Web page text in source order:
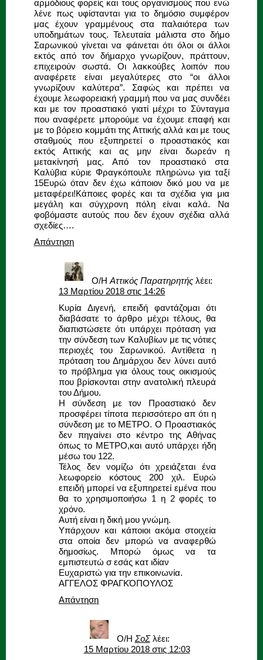
αρμόδιους φορείς και τους οργανισμούς που ενώ
λένε πως υφίστανται για το δημόσιο συμφέρον
μας έχουν γραμμένους στα παλαιότερα των
υποδημάτων τους. Τελευταία μάλιστα στο δήμο
Σαρωνικού γίνεται να φάινεται ότι όλοι οι άλλοι
εκτός από τον δήμαρχο γνωρίζουν, πράττουν,
επιχειρούν σωστά. Οι λακκούβες λοιπόν που
αναφέρετε είναι μεγαλύτερες στο “οι άλλοι
γνωρίζουν καλύτερα”. Σαφώς και πρέπει να
έχουμε λεωφορειακή γραμμή που να μας συνδέει
και με τον προαστιακό γιατί μέχρι το Σύνταγμα
που αναφέρετε μπορούμε να έχουμε επαφή και
με το βόρειο κομμάτι της Αττικής αλλά και με τους
σταθμούς που εξυπηρετεί ο προαστιακός και
εκτός Αττικής και ας μην είναι δωρεάν η
μετακίνησή μας. Από τον προαστιακό στα
Καλύβια κύριε Φραγκόπουλε πληρώνω για ταξί
15Ευρώ όταν δεν έχω κάποιον δικό μου να με
μεταφέρει!Κάποιες φορές και τα σχέδια για μια
μεγάλη και σύγχρονη πόλη είναι καλά. Να
φοβόμαστε αυτούς που δεν έχουν σχέδια αλλά
σχεδίες….
Απάντηση
Ο/Η Αττικός Παρατηρητής λέει:
13 Μαρτίου 2018 στις 14:26
Κυρία Διγενή, επειδή φαντάζομαι ότι
διαβάσατε το άρθρο μέχρι τέλους, θα
διαπιστώσετε ότι υπάρχει πρόταση για
την σύνδεση των Καλυβίων με τις νότιες
περιοχές του Σαρωνικού. Αντίθετα η
πρόταση του Δημάρχου δεν λύνει αυτό
το πρόβλημα για όλους τους οικισμούς
που βρίσκονται στην ανατολική πλευρά
του Δήμου.
Η σύνδεση με τον Προαστιακό δεν
προσφέρει τίποτα περισσότερο απ ότι η
σύνδεση με το ΜΕΤΡΟ. Ο Προαστιακός
δεν πηγαίνει στο κέντρο της Αθήνας
όπως το ΜΕΤΡΟ,και αυτό υπάρχει ήδη
μέσω του 122.
Τέλος δεν νομίζω ότι χρειάζεται ένα
λεωφορείο κόστους 200 χιλ. Ευρώ
επειδή μπορεί να εξυπηρετεί εμένα που
θα το χρησιμοποιήσω 1 η 2 φορές το
χρόνο.
Αυτή είναι η δική μου γνώμη.
Υπάρχουν και κάποιοι ακόμα στοιχεία
στα οποία δεν μπορώ να αναφερθώ
δημοσίως. Μπορώ όμως να τα
εμπιστευτώ σ εσάς κατ ιδίαν
Ευχαριστώ για την επικοινωνία.
ΑΓΓΕΛΟΣ ΦΡΑΓΚΌΠΟΥΛΟΣ
Απάντηση
Ο/Η ΣοΣ λέει:
15 Μαρτίου 2018 στις 12:03